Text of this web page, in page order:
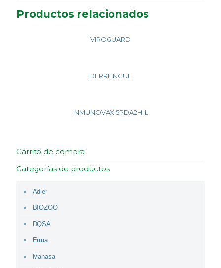
Productos relacionados
VIROGUARD
DERRIENGUE
INMUNOVAX 5PDA2H-L
Carrito de compra
Categorías de productos
Adler
BIOZOO
DQSA
Erma
Mahasa